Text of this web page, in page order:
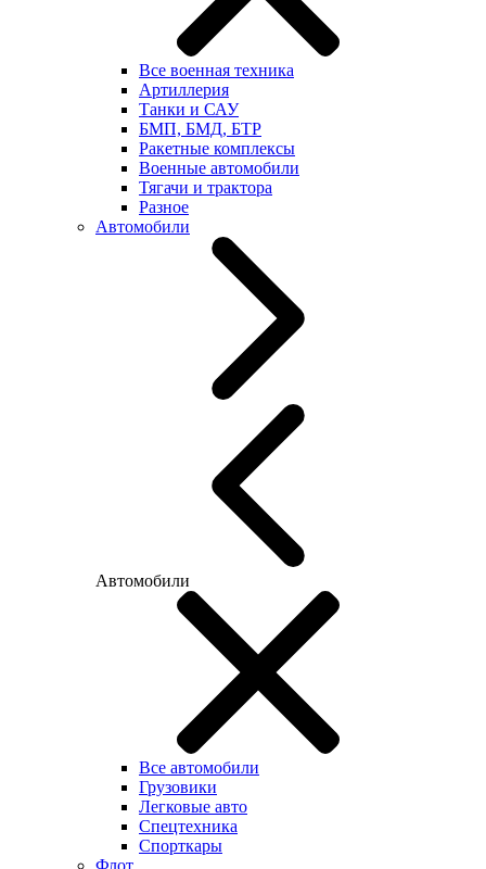
Все военная техника
Артиллерия
Танки и САУ
БМП, БМД, БТР
Ракетные комплексы
Военные автомобили
Тягачи и трактора
Разное
Автомобили
Автомобили
Все автомобили
Грузовики
Легковые авто
Спецтехника
Спорткары
Флот